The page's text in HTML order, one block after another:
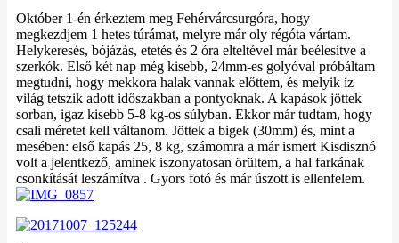
Bojli, csali, horogpaszta, etetőhajó, bojli
alapanyagok és mixek
Keresés:
Október 1-én érkeztem meg Fehérvárcsurgóra, hogy
megkezdjem 1 hetes túrámat, melyre már oly régóta vártam.
Helykeresés, bójázás, etetés és 2 óra elteltével már beélesítve a
szerkók. Első két nap még kisebb, 24mm-es golyóval próbáltam
megtudni, hogy mekkora halak vannak előttem, és melyik íz
világ tetszik adott időszakban a pontyoknak. A kapások jöttek
sorban, igaz kisebb 5-8 kg-os súlyban. Ekkor már tudtam, hogy
csali méretet kell váltanom. Jöttek a bigek (30mm) és, mint a
mesében: első kapás 25, 8 kg, számomra a már ismert Kisdisznó
volt a jelentkező, aminek iszonyatosan örültem, a hal farkának
csonkítását leszámítva . Gyors fotó és már úszott is ellenfelem.